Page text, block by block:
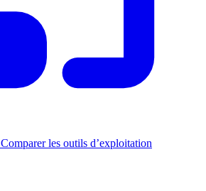
Comparer les outils d’exploitation